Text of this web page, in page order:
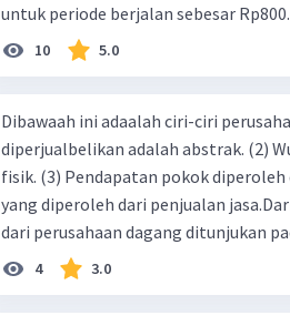
untuk periode berjalan sebesar
jurnal pembalik yang benar adalah ....
10 5.0
Dibawaah ini adaalah ciri-ciri
diperjualbelikan adalah abstrak. (2)
fisik. (3) Pendapatan pokok
yang diperoleh dari penjualan
dari perusahaan dagang ditunjukan
d. 1 dan 2 e. 2 dan 4
4 3.0